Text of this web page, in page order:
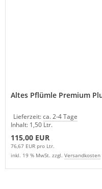
Altes Pflümle Premium
Lieferzeit:ca. 2-4 Tage
Inhalt: 1,50 Ltr.
115,00 EUR
76,67 EUR pro Ltr.
inkl. 19 % MwSt. zzgl. Versandkosten